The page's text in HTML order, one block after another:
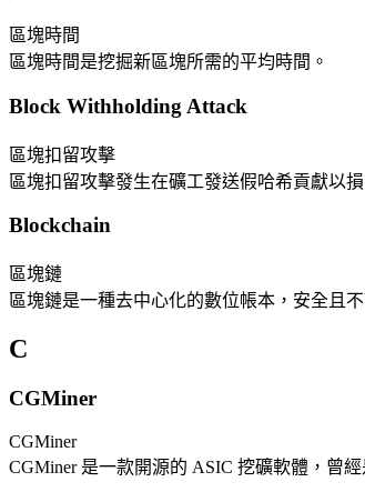
區塊時間
區塊時間是挖掘新區塊所需的平均時間。
Block Withholding Attack
區塊扣留攻擊
區塊扣留攻擊發生在礦工發送假哈希貢獻以
Blockchain
區塊鏈
區塊鏈是一種去中心化的數位帳本，安全且
C
CGMiner
CGMiner
CGMiner 是一款開源的 ASIC 挖礦軟體，曾